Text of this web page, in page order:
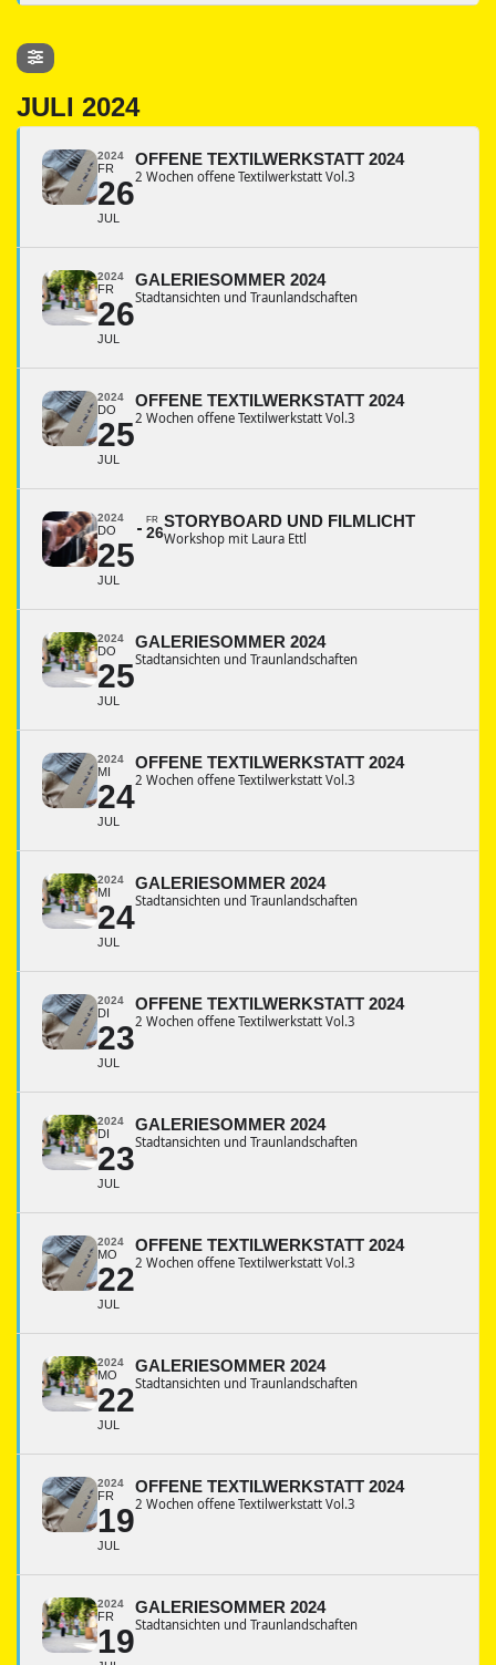
JULI 2024
2024
FR
26
JUL
OFFENE TEXTILWERKSTATT 2024
2 Wochen offene Textilwerkstatt Vol.3
2024
FR
26
JUL
GALERIESOMMER 2024
Stadtansichten und Traunlandschaften
2024
DO
25
JUL
OFFENE TEXTILWERKSTATT 2024
2 Wochen offene Textilwerkstatt Vol.3
2024
DO
25
JUL
FR
26
STORYBOARD UND FILMLICHT
Workshop mit Laura Ettl
2024
DO
25
JUL
GALERIESOMMER 2024
Stadtansichten und Traunlandschaften
2024
MI
24
JUL
OFFENE TEXTILWERKSTATT 2024
2 Wochen offene Textilwerkstatt Vol.3
2024
MI
24
JUL
GALERIESOMMER 2024
Stadtansichten und Traunlandschaften
2024
DI
23
JUL
OFFENE TEXTILWERKSTATT 2024
2 Wochen offene Textilwerkstatt Vol.3
2024
DI
23
JUL
GALERIESOMMER 2024
Stadtansichten und Traunlandschaften
2024
MO
22
JUL
OFFENE TEXTILWERKSTATT 2024
2 Wochen offene Textilwerkstatt Vol.3
2024
MO
22
JUL
GALERIESOMMER 2024
Stadtansichten und Traunlandschaften
2024
FR
19
JUL
OFFENE TEXTILWERKSTATT 2024
2 Wochen offene Textilwerkstatt Vol.3
2024
FR
19
GALERIESOMMER 2024
Stadtansichten und Traunlandschaften